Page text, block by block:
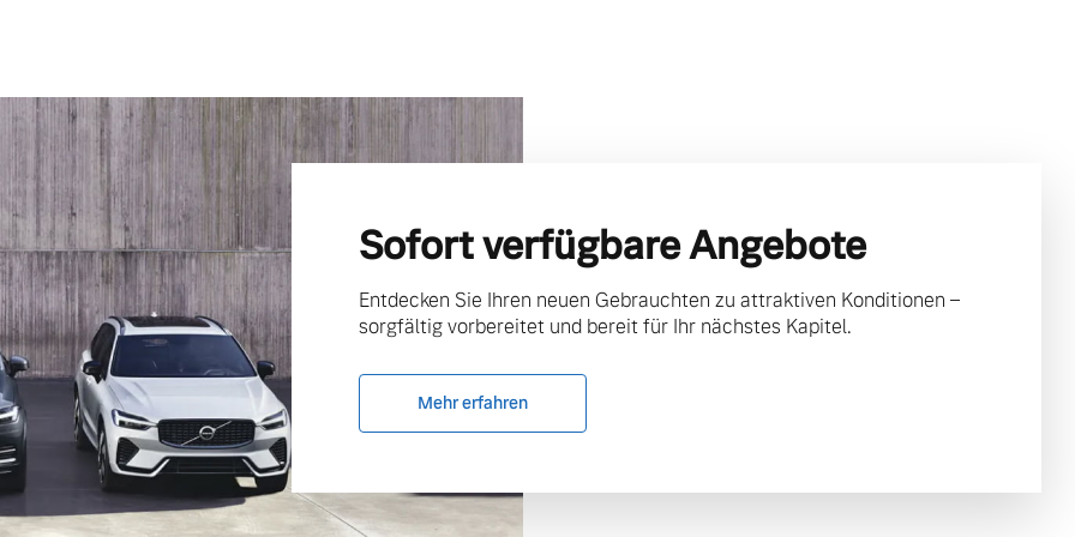
Sofort verfügbare Angebote
Entdecken Sie Ihren neuen Gebrauchten zu attraktiven Konditionen –
sorgfältig vorbereitet und bereit für Ihr nächstes Kapitel.
Mehr erfahren